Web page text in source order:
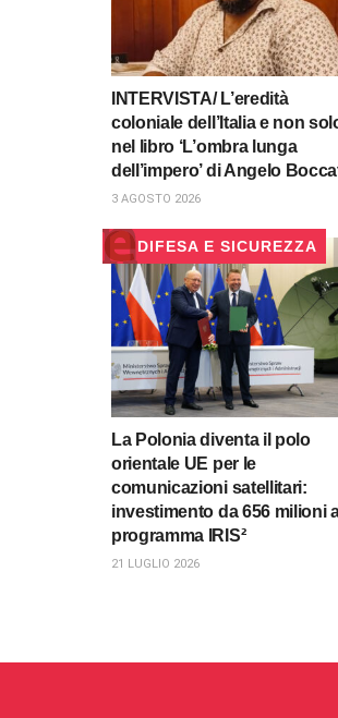
INTERVISTA/ L’eredità
coloniale dell’Italia e non
nel libro ‘L’ombra lunga
dell’impero’ di Angelo
3 AGOSTO 2026
DIFESA E SICUREZZA
La Polonia diventa il polo
orientale UE per le
comunicazioni satellitari:
investimento da 656 milioni
programma IRIS²
21 LUGLIO 2026